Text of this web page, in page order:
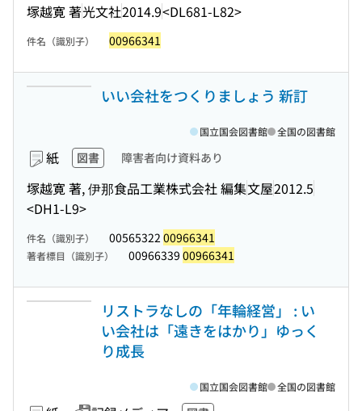
塚越寛 著光文社2014.9<DL681-L82>
件名（識別子） 00966341
いい会社をつくりましょう 新訂
紙 図書 障害者向け資料あり
塚越寛 著, 伊那食品工業株式会社 編集文屋2012.5
<DH1-L9>
国立国会図書館 全国の図書館
件名（識別子） 00565322 00966341
著者標目（識別子） 00966339 00966341
リストラなしの「年輪経営」 : い
い会社は「遠きをはかり」ゆっく
り成長
国立国会図書館 全国の図書館